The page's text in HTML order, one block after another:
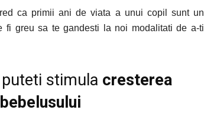
ca primii ani de viata a unui copil sunt un
fi greu sa te gandesti la noi modalitati de a-ti
stimula cresterea